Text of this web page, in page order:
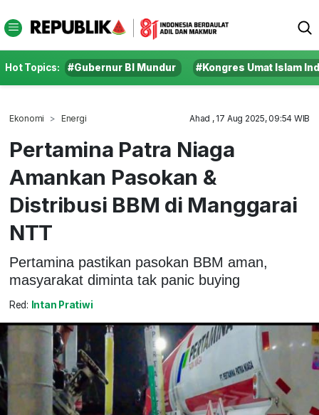
Hot Topics: #Gubernur BI Mundur #Kongres Umat Islam
Ekonomi Energi Ahad , 17 Aug 2025, 09:54 WIB
Pertamina Patra Niaga
Amankan Pasokan &
Distribusi BBM di Manggarai
NTT
Pertamina pastikan pasokan BBM aman,
masyarakat diminta tak panic buying
Red: Intan Pratiwi